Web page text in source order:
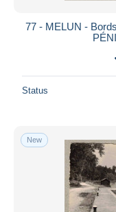
77 - MELUN -
Status
New